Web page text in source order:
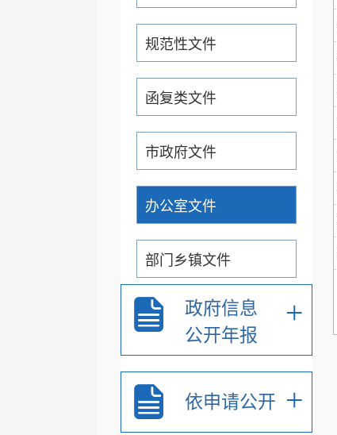
规范性文件
函复类文件
市政府文件
办公室文件
部门乡镇文件
通知公告公示
重大行政决策预公开
政务专题
政府信息
公开年报
+
依申请公开 +